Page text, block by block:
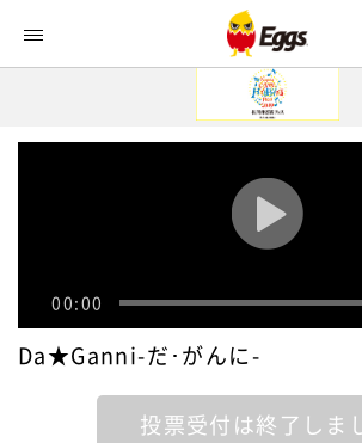
ランキング
記事
ログイン
アカウント登録
00:00
Da★Ganni-だ･がんに-
投票受付は終了しま